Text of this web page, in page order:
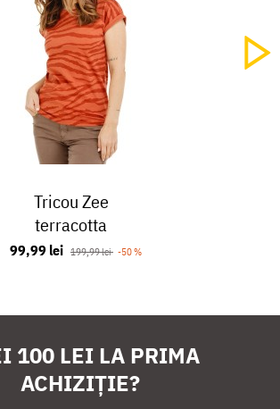
Tricou Zee
terracotta
99,99 lei 199,99 lei -50 %
100 LEI LA PRIMA
ACHIZIȚIE?